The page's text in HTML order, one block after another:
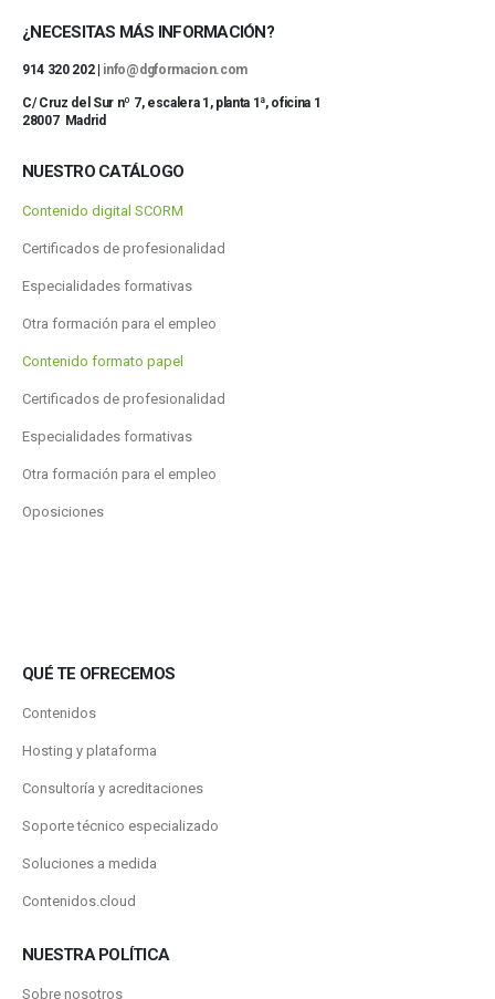
¿NECESITAS MÁS INFORMACIÓN?
914 320 202 | info@dgformacion.com
C/ Cruz del Sur nº 7, escalera 1, planta 1ª, oficina 1
28007 Madrid
NUESTRO CATÁLOGO
Contenido digital SCORM
Certificados de profesionalidad
Especialidades formativas
Otra formación para el empleo
Contenido formato papel
Certificados de profesionalidad
Especialidades formativas
Otra formación para el empleo
Oposiciones
QUÉ TE OFRECEMOS
Contenidos
Hosting y plataforma
Consultoría y acreditaciones
Soporte técnico especializado
Soluciones a medida
Contenidos.cloud
NUESTRA POLÍTICA
Sobre nosotros